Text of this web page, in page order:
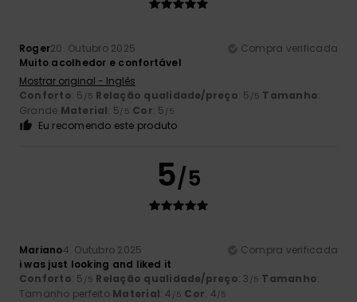
Roger20. Outubro 2025
Compra verificada
Muito acolhedor e confortável
Mostrar original - Inglês
Conforto: 5 /5 Relação qualidade/preço: 5 /5 Tamanho:
Grande Material: 5/5 Cor: 5 /5
Eu recomendo este produto
5/5
Mariano4. Outubro 2025
Compra verificada
i was just looking and liked it
Conforto: 5 /5 Relação qualidade/preço: 3 /5 Tamanho:
Tamanho perfeito Material: 4 /5 Cor: 4/5